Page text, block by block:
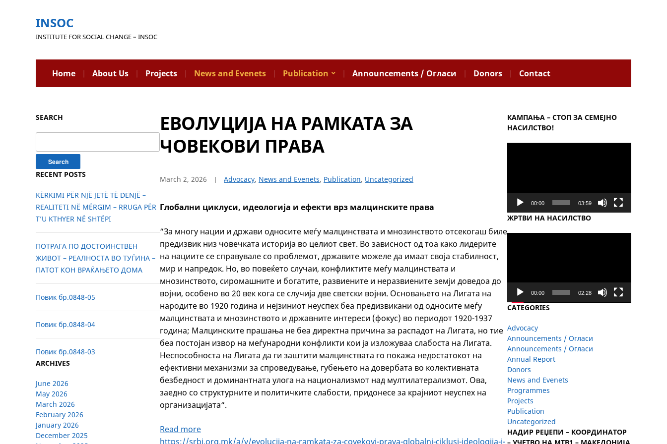
INSOC
INSTITUTE FOR SOCIAL CHANGE – INSOC
Home About Us Projects News and Evenets Publication Announcements / Огласи Donors Contact
SEARCH
RECENT POSTS
KËRKIMI PËR NJË JETË TË DENJË –
REALITETI NË MËRGIM – RRUGA PËR
T’U KTHYER NË SHTËPI
ПОТРАГА ПО ДОСТОИНСТВЕН
ЖИВОТ – РЕАЛНОСТА ВО ТУЃИНА –
ПАТОТ КОН ВРАЌАЊЕТО ДОМА
Повик бр.0848-05
Повик бр.0848-04
Повик бр.0848-03
ARCHIVES
June 2026
May 2026
March 2026
February 2026
January 2026
December 2025
ЕВОЛУЦИЈА НА РАМКАТА ЗА
ЧОВЕКОВИ ПРАВА
March 2, 2026 Advocacy, News and Evenets, Publication, Uncategorized
Глобални циклуси, идеологија и ефекти врз малцинските права
“За многу нации и држави односите меѓу малцинствата и мнозинството отсекогаш биле
предизвик низ човечката историја во целиот свет. Во зависност од тоа како лидерите
на нациите се справувале со проблемот, државите можеле да имаат своја стабилност,
мир и напредок. Но, во повеќето случаи, конфликтите меѓу малцинствата и
мнозинството, сиромашните и богатите, развиените и неразвиените земји доведоа до
војни, особено во 20 век кога се случија две светски војни. Основањето на Лигата на
народите во 1920 година и нејзиниот неуспех беа предизвикани од односите меѓу
малцинствата и мнозинството и државните интереси (фокус) во периодот 1920-1937
година; Малцинските прашања не беа директна причина за распадот на Лигата, но тие
беа постојан извор на меѓународни конфликти кои ја изложуваа слабоста на Лигата.
Неспособноста на Лигата да ги заштити малцинствата го покажа недостатокот на
ефективни механизми за спроведување, губењето на довербата во колективната
безбедност и доминантната улога на национализмот над мултилатерализмот. Ова,
заедно со структурните и политичките слабости, придонесе за крајниот неуспех на
организацијата“.
Read more:
ЕВОЛУЦИЈА
https://srbi.org.mk/a/v/evolucija-na-ramkata-za-covekovi-prava-globalni-ciklusi-ideologija-i-
КАМПАЊА – СТОП ЗА СЕМЕЈНО
НАСИЛСТВО!
00:00 03:59
ЖРТВИ НА НАСИЛСТВО
00:00 02:28
CATEGORIES
Advocacy
Announcements / Огласи
Announcements / Огласи
Annual Report
Donors
News and Evenets
Programmes
Projects
Publication
Uncategorized
НАДИР РЕЏЕПИ – КООРДИНАТОР